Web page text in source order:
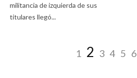
militancia de izquierda de sus
titulares llegó...
1 2 3 4 5 6